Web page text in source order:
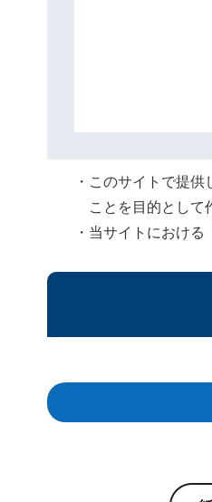
このサイトで提供
ことを目的として
当サイトにおけ